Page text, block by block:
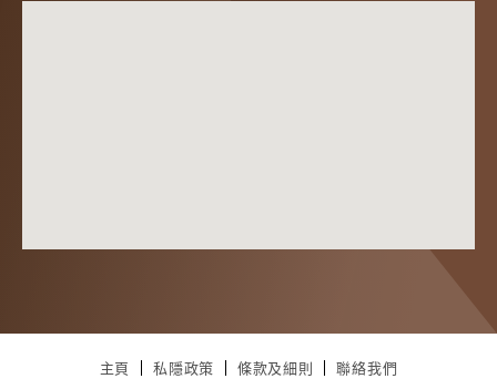
主頁 私隱政策 條款及細則 聯絡我們